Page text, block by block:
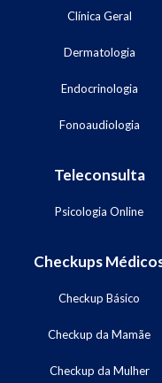
Clínica Geral
Dermatologia
Endocrinologia
Fonoaudiologia
Teleconsulta
Psicologia Online
Checkups
Checkup Básico
Checkup da Mamãe
Checkup da Mulher